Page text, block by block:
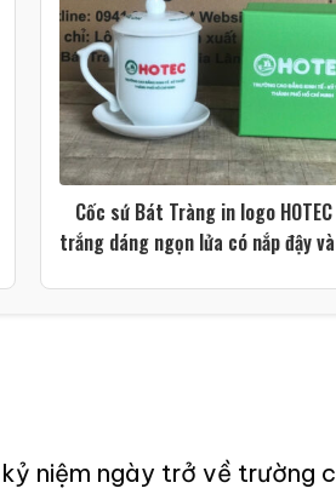
Cốc sứ Bát Tràng in logo
trắng dáng ngọn lửa có nắp đậy
niệm ngày trở về trường